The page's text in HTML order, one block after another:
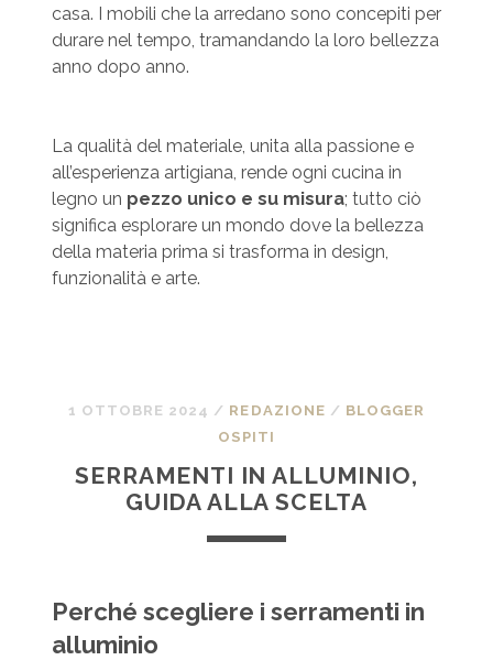
casa. I mobili che la arredano sono concepiti per
durare nel tempo, tramandando la loro bellezza
anno dopo anno.
La qualità del materiale, unita alla passione e
all’esperienza artigiana, rende ogni cucina in
legno un pezzo unico e su misura; tutto ciò
significa esplorare un mondo dove la bellezza
della materia prima si trasforma in design,
funzionalità e arte.
1 OTTOBRE 2024 / REDAZIONE / BLOGGER
OSPITI
SERRAMENTI IN ALLUMINIO,
GUIDA ALLA SCELTA
Perché scegliere i serramenti in
alluminio